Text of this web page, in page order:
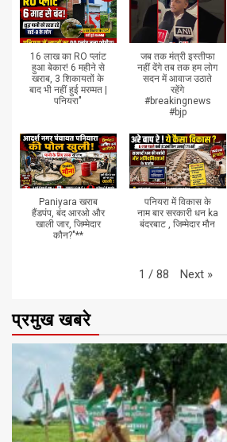
16 लाख का RO प्लांट
हुआ बेकार! 6 महीने से
खराब, 3 शिकायतों के
बाद भी नहीं हुई मरम्मत |
पनियरा"
जब तक मंत्री इस्तीफा
नहीं देंगे तब तक हम लोग
सदन में आवाज उठाते
रहेंगे
#breakingnews
#bjp
Paniyara खराब
हैंडपंप, बंद आरओ और
खाली जार, जिम्मेदार
कौन?"**
पनियरा में विकास के
नाम बार सरकारी धन ka
बंदरबाट , जिम्मेदार मौन
1 / 88 Next »
प्रमुख खबरे